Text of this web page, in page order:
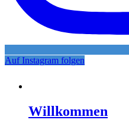
Auf Instagram folgen
Willkommen